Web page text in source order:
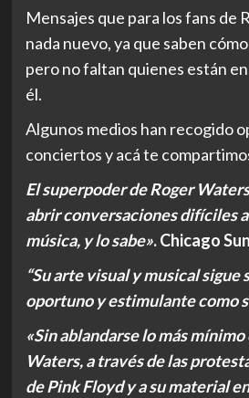
Mensajes que para los fans de
nada nuevo, ya que saben
pero no faltan quienes están
él.
Algunos medios han recogido
conciertos y acá te
El superpoder de Roger
abrir conversaciones difíciles
música, y lo sabe». Chicago
“Su arte visual y musical
oportuno y estimulante como
«Sin ablandarse lo más mínimo
Waters, a través de las
de Pink Floyd y a su material